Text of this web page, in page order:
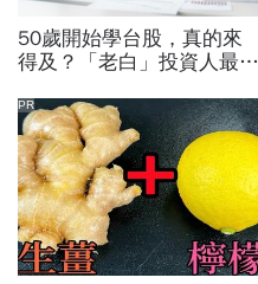
50歲開始學台股，真的來
得及？「老白」投資人最常
堂建議的入門路徑
PR